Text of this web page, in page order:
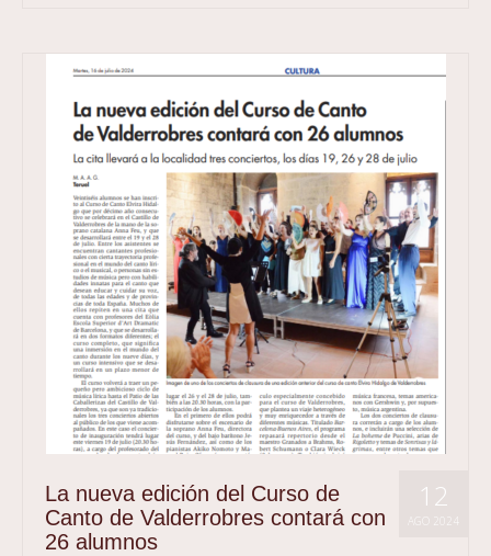
12
AGO 2024
La nueva edición del Curso de
Canto de Valderrobres contará con
26 alumnos